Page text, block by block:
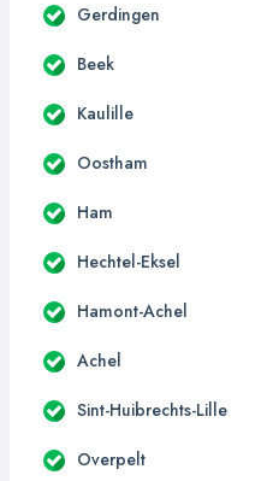
Gerdingen
Beek
Kaulille
Oostham
Ham
Hechtel-Eksel
Hamont-Achel
Achel
Sint-Huibrechts-Lille
Overpelt